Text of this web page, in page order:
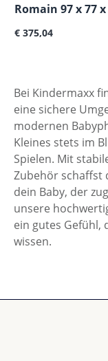
Romain 97 x 77
Regulärer Preis:
€ 375,04
Bei Kindermaxx
eine sichere
modernen
Kleines stets im
Spielen. Mit
Zubehör schaffst
dein Baby, der
unsere
ein gutes Gefühl,
wissen.